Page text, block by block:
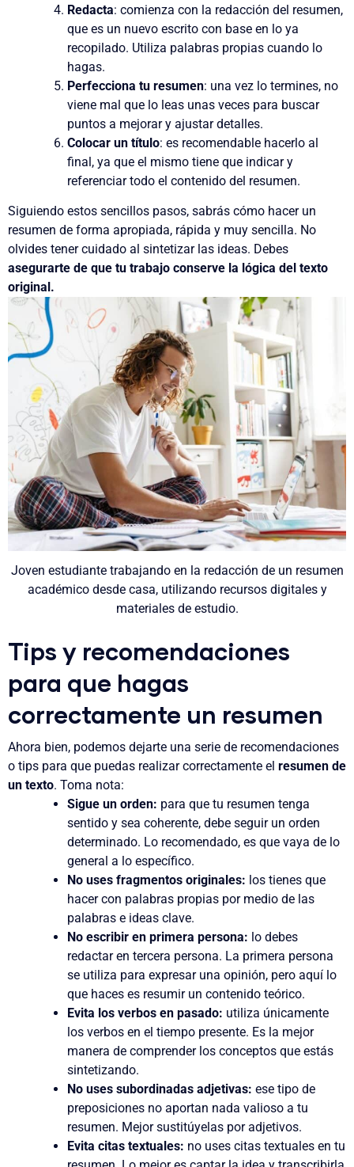
Redacta: comienza con la redacción del resumen,
que es un nuevo escrito con base en lo ya
recopilado. Utiliza palabras propias cuando lo
hagas.
Perfecciona tu resumen: una vez lo termines, no
viene mal que lo leas unas veces para buscar
puntos a mejorar y ajustar detalles.
Colocar un título: es recomendable hacerlo al
final, ya que el mismo tiene que indicar y
referenciar todo el contenido del resumen.
Siguiendo estos sencillos pasos, sabrás cómo hacer un
resumen de forma apropiada, rápida y muy sencilla. No
olvides tener cuidado al sintetizar las ideas. Debes
asegurarte de que tu trabajo conserve la lógica del texto
original.
Joven estudiante trabajando en la redacción de un resumen
académico desde casa, utilizando recursos digitales y
materiales de estudio.
Tips y recomendaciones
para que hagas
correctamente un resumen
Ahora bien, podemos dejarte una serie de recomendaciones
o tips para que puedas realizar correctamente el resumen de
un texto. Toma nota:
Sigue un orden: para que tu resumen tenga
sentido y sea coherente, debe seguir un orden
determinado. Lo recomendado, es que vaya de lo
general a lo específico.
No uses fragmentos originales: los tienes que
hacer con palabras propias por medio de las
palabras e ideas clave.
No escribir en primera persona: lo debes
redactar en tercera persona. La primera persona
se utiliza para expresar una opinión, pero aquí lo
que haces es resumir un contenido teórico.
Evita los verbos en pasado: utiliza únicamente
los verbos en el tiempo presente. Es la mejor
manera de comprender los conceptos que estás
sintetizando.
No uses subordinadas adjetivas:ese tipo de
preposiciones no aportan nada valioso a tu
resumen. Mejor sustitúyelas por adjetivos.
Evita citas textuales: no uses citas textuales en tu